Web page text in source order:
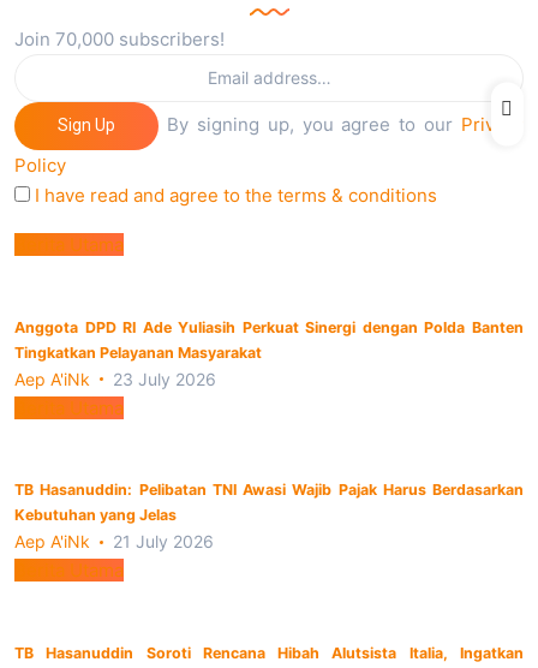
Join 70,000 subscribers!
Sign Up By signing up, you agree to our Privacy
Policy
I have read and agree to the terms & conditions
Berita Utama
Anggota DPD RI Ade Yuliasih Perkuat Sinergi dengan Polda Banten
Tingkatkan Pelayanan Masyarakat
Aep A'iNk 23 July 2026
Berita Utama
TB Hasanuddin: Pelibatan TNI Awasi Wajib Pajak Harus Berdasarkan
Kebutuhan yang Jelas
Aep A'iNk 21 July 2026
Berita Utama
TB Hasanuddin Soroti Rencana Hibah Alutsista Italia, Ingatkan